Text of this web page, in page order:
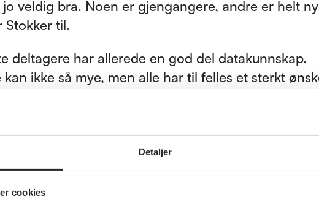
Detaljer
cookies
veldig bra. Noen er gjengangere, andre er helt
Stokker til.
deltagere har allerede en god del datakunnskap.
kan ikke så mye, men alle har til felles et sterkt
om BankID, hvordan holde PC-en oppdatert,
ting, gjenfinner ting og bruken av alle tastene,
Jan-Erik Hagen, én av de seks frivillige.